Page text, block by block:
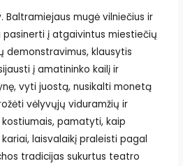
Baltramiejaus mugė vilniečius ir
į atgaivintus miestiečių
klausytis
į amatininko kailį ir
vyti juostą, nusikalti monetą
vėlyvųjų viduramžių ir
pamatyti, kaip
laisvalaikį praleisti pagal
tradicijas sukurtus teatro